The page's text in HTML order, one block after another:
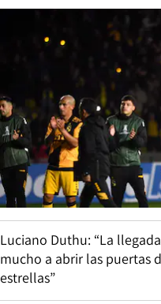
Luciano Duthu: “La
mucho a abrir las puertas
estrellas”